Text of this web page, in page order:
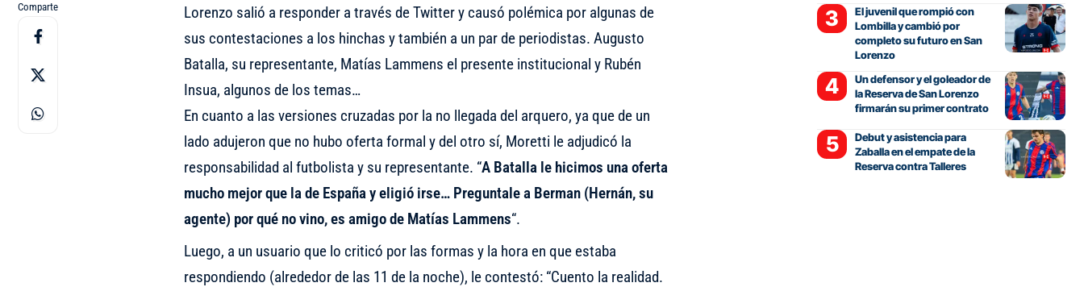
Comparte
Lorenzo salió a responder a través de Twitter y causó polémica por algunas de
sus contestaciones a los hinchas y también a un par de periodistas. Augusto
Batalla, su representante, Matías Lammens el presente institucional y Rubén
Insua, algunos de los temas…
En cuanto a las versiones cruzadas por la no llegada del arquero, ya que de un
lado adujeron que no hubo oferta formal y del otro sí, Moretti le adjudicó la
responsabilidad al futbolista y su representante. “A Batalla le hicimos una oferta
mucho mejor que la de España y eligió irse… Preguntale a Berman (Hernán, su
agente) por qué no vino, es amigo de Matías Lammens“.
Luego, a un usuario que lo criticó por las formas y la hora en que estaba
respondiendo (alrededor de las 11 de la noche), le contestó: “Cuento la realidad.
El juvenil que rompió con
Lombilla y cambió por
completo su futuro en San
Lorenzo
Un defensor y el goleador de
la Reserva de San Lorenzo
firmarán su primer contrato
Debut y asistencia para
Zaballa en el empate de la
Reserva contra Talleres